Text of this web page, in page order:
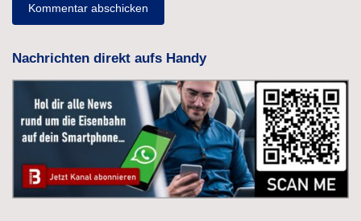
Nachrichten direkt aufs Handy